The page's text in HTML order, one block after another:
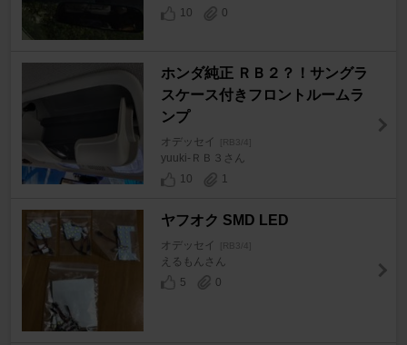
10
0
ホンダ純正 ＲＢ２？！サングラ
スケース付きフロントルームラ
ンプ
オデッセイ [RB3/4]
yuuki-ＲＢ３さん
10
1
ヤフオク SMD LED
オデッセイ [RB3/4]
えるもんさん
5
0